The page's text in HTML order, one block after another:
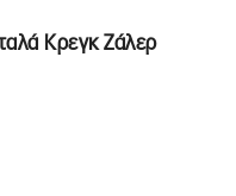
Κρεγκ Ζάλερ